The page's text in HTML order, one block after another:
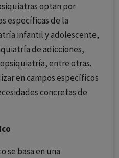
optan por
específicas de la
infantil y adolescente,
de adicciones,
entre otras.
en campos específicos
concretas de
se basa en una